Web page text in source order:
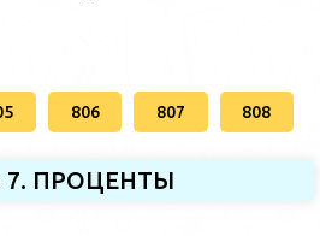
806 807 808
7. ПРОЦЕНТЫ